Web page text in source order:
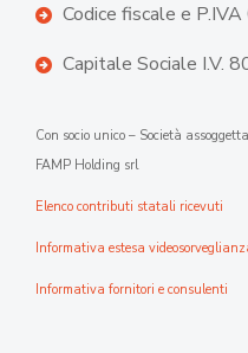
Codice fiscale e
Capitale Sociale I.V.
Con socio unico – Società
FAMP Holding srl
Elenco contributi statali ricevuti
Informativa estesa
Informativa fornitori e consulenti